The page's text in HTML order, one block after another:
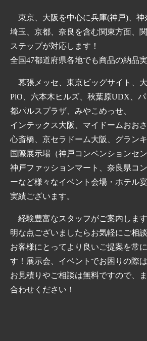
東京、大阪を中心に兵庫(神戸)、神
埼玉、京都、奈良を含む関東方面、
ステップが対応します！
全国47都道府県各地でも商品の納品
幕張メッセ、東京ビッグサイト、
PiO、六本木ヒルズ、秋葉原UDX、
都パルスプラザ、みやこめっせ、
インテックス大阪、マイドームおお
心斎橋、京セラドーム大阪、グラン
国際展示場（神戸コンベンションセン
神戸ファッションマート、奈良県コ
ーなど様々なイベント会場・ホテル
実績ございます。
経験豊富なスタッフがご案内しま
明な点ございましたらお気軽にご相
お客様にとってより良いご提案を常
す！展示会、イベントでお困りの際は
お見積りやご相談は無料ですので、
合わせください！